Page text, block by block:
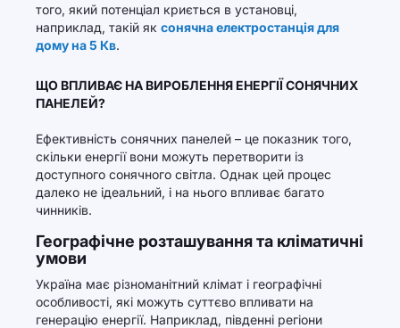
того, який потенціал криється в установці,
наприклад, такій як сонячна електростанція для
дому на 5 Кв.
ЩО ВПЛИВАЄ НА ВИРОБЛЕННЯ ЕНЕРГІЇ СОНЯЧНИХ
ПАНЕЛЕЙ?
Ефективність сонячних панелей – це показник того,
скільки енергії вони можуть перетворити із
доступного сонячного світла. Однак цей процес
далеко не ідеальний, і на нього впливає багато
чинників.
Географічне розташування та кліматичні
умови
Україна має різноманітний клімат і географічні
особливості, які можуть суттєво впливати на
генерацію енергії. Наприклад, південні регіони